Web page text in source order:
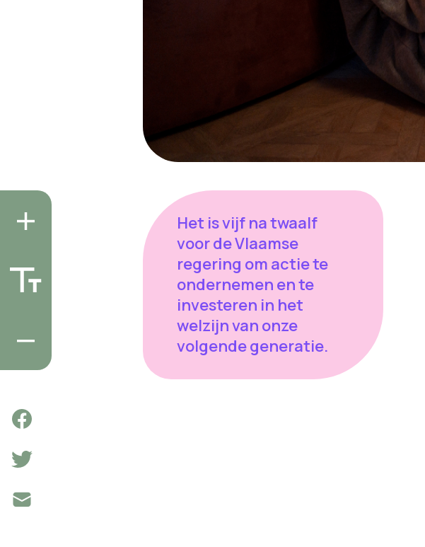
Het is vijf na twaalf
voor de Vlaamse
regering om actie te
ondernemen en te
investeren in het
welzijn van onze
volgende generatie.